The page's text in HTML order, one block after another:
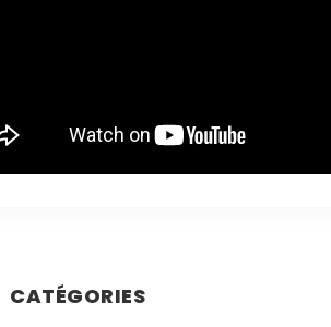
CATÉGORIES